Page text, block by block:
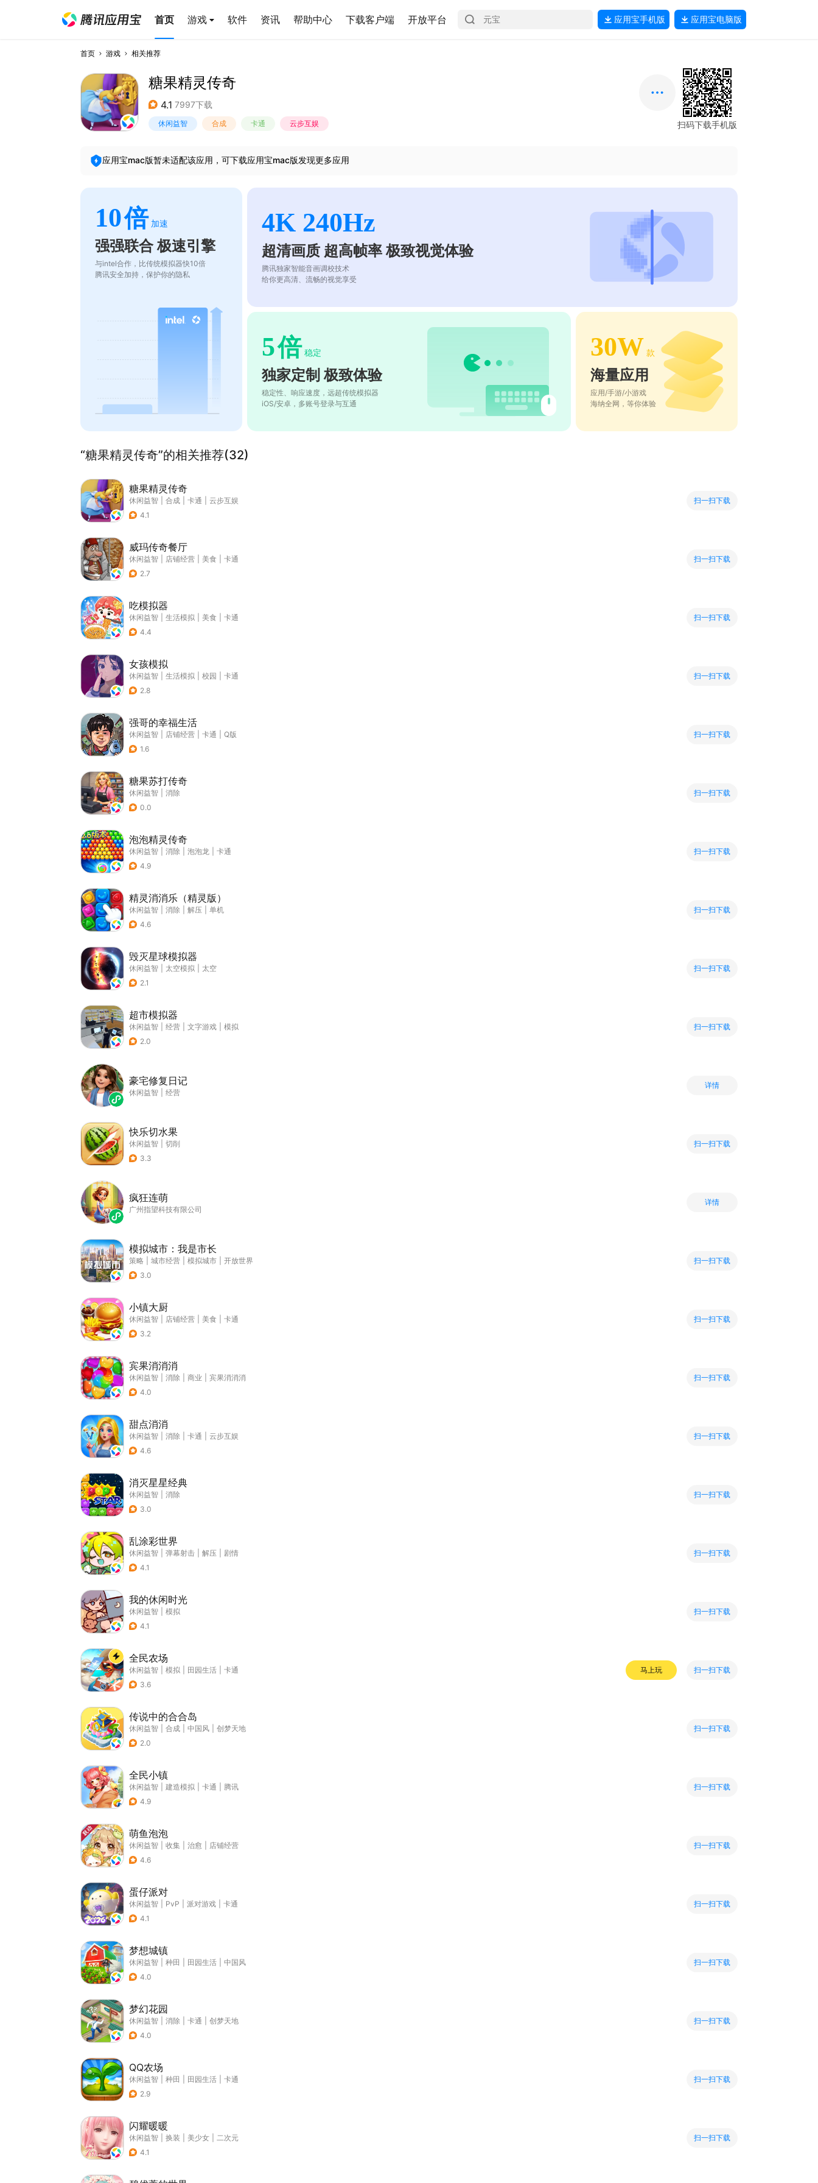
首页 游戏 软件 资讯 帮助中心 下载客户端 开放平台 应用宝手机版 应用宝电脑版
首页 游戏 相关推荐
糖果精灵传奇
4.1 7997下载
休闲益智 合成 卡通 云步互娱 扫码下载手机版
应用宝mac版暂未适配该应用，可下载应用宝mac版发现更多应用
10倍 加速
强强联合 极速引擎
与intel合作，比传统模拟器快10倍
腾讯安全加持，保护你的隐私
4K 240Hz
超清画质 超高帧率 极致视觉体验
腾讯独家智能音画调校技术
给你更高清、流畅的视觉享受
5倍 稳定
独家定制 极致体验
稳定性、响应速度，远超传统模拟器
iOS/安卓，多账号登录与互通
30W 款
海量应用
应用/手游/小游戏
海纳全网，等你体验
“糖果精灵传奇”的相关推荐(32)
糖果精灵传奇
休闲益智 合成 卡通
云步互娱
4.1
扫一扫下载
威玛传奇餐厅
休闲益智 店铺经营 美食
卡通
2.7
扫一扫下载
吃模拟器
休闲益智 生活模拟 美食
卡通
4.4
扫一扫下载
女孩模拟
休闲益智 生活模拟 校园
卡通
2.8
扫一扫下载
强哥的幸福生活
休闲益智 店铺经营 卡通
Q版
1.6
扫一扫下载
糖果苏打传奇
休闲益智
消除
0.0
扫一扫下载
泡泡精灵传奇
休闲益智 消除 泡泡龙
卡通
4.9
扫一扫下载
精灵消消乐（精灵版）
休闲益智 消除 解压
单机
4.6
扫一扫下载
毁灭星球模拟器
休闲益智 太空模拟
太空
2.1
扫一扫下载
超市模拟器
休闲益智 经营 文字游戏
模拟
2.0
扫一扫下载
豪宅修复日记
休闲益智 经营
详情
快乐切水果
休闲益智
切削
3.3
扫一扫下载
疯狂连萌
广州指望科技有限公司
详情
模拟城市：我是市长
策略 城市经营 模拟城市
开放世界
3.0
扫一扫下载
小镇大厨
休闲益智 店铺经营 美食
卡通
3.2
扫一扫下载
宾果消消消
休闲益智 消除 商业
宾果消消消
4.0
扫一扫下载
甜点消消
休闲益智 消除 卡通
云步互娱
4.6
扫一扫下载
消灭星星经典
休闲益智
消除
3.0
扫一扫下载
乱涂彩世界
休闲益智 弹幕射击 解压
剧情
4.1
扫一扫下载
我的休闲时光
休闲益智
模拟
4.1
扫一扫下载
全民农场
休闲益智 模拟 田园生活
卡通
3.6
马上玩 扫一扫下载
传说中的合合岛
休闲益智 合成 中国风
创梦天地
2.0
扫一扫下载
全民小镇
休闲益智 建造模拟 卡通
腾讯
4.9
扫一扫下载
萌鱼泡泡
休闲益智 收集 治愈
店铺经营
4.6
扫一扫下载
蛋仔派对
休闲益智 PvP 派对游戏
卡通
4.1
扫一扫下载
梦想城镇
休闲益智 种田 田园生活
中国风
4.0
扫一扫下载
梦幻花园
休闲益智 消除 卡通
创梦天地
4.0
扫一扫下载
QQ农场
休闲益智 种田 田园生活
卡通
2.9
扫一扫下载
闪耀暖暖
休闲益智 换装 美少女
二次元
4.1
扫一扫下载